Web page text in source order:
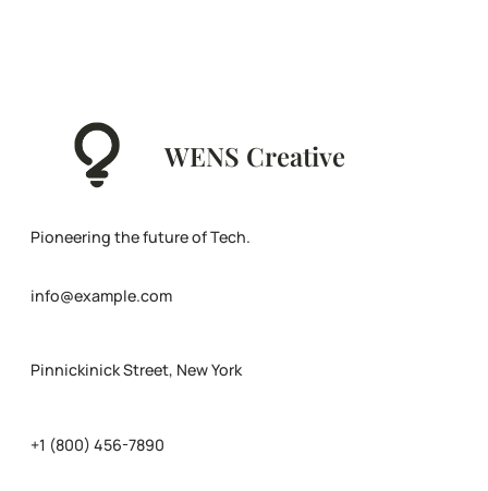
WENS Creative
Pioneering the future of Tech.
info@example.com
Pinnickinick Street, New York
+1 (800) 456-7890